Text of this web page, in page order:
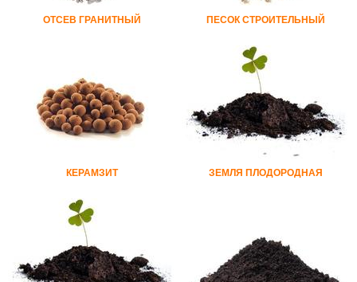
ОТСЕВ ГРАНИТНЫЙ ПЕСОК СТРОИТЕЛЬНЫЙ
КЕРАМЗИТ ЗЕМЛЯ ПЛОДОРОДНАЯ